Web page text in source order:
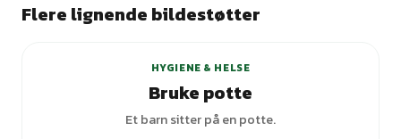
Flere lignende bildestøtter
HYGIENE & HELSE
Bruke potte
Et barn sitter på en potte.